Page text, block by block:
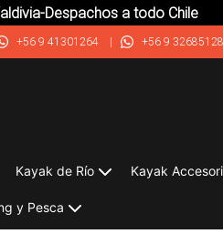
Despachos a todo Chile
+56 9 41301264 | +56 9 32685128
Kayak de Río Kayak
y Pesca